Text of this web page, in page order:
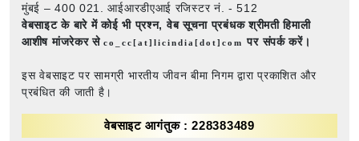
मुंबई – 400 021. आईआरडीएआई रजिस्टर नं. - 512
वेबसाइट के बारे में कोई भी प्रश्न, वेब सूचना प्रबंधक श्रीमती हिमाली
आशीष मांजरेकर सेco_cc[at]licindia[dot]comपर संपर्क करें।
इस वेबसाइट पर सामग्री भारतीय जीवन बीमा निगम द्वारा प्रकाशित और
प्रबंधित की जाती है।
वेबसाइट आगंतुक : 228383489